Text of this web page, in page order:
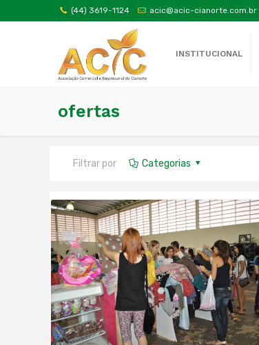
(44) 3619-1124 acic@acic-cianorte.com.br
INSTITUCIONAL
ofertas
Filtrar por Categorias